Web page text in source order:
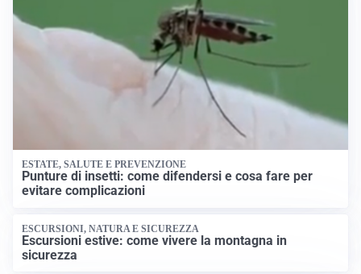
ESTATE, SALUTE E PREVENZIONE
Punture di insetti: come difendersi e cosa fare per
evitare complicazioni
ESCURSIONI, NATURA E SICUREZZA
Escursioni estive: come vivere la montagna in
sicurezza